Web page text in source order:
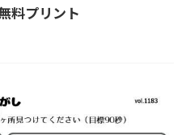
料プリント